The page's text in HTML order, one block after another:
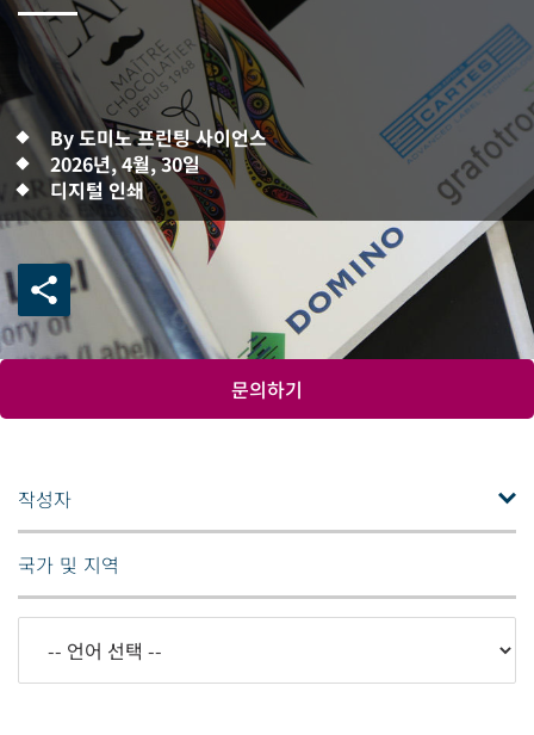
By 도미노 프린팅 사이언스
2026년, 4월, 30일
디지털 인쇄
문의하기
작성자
국가 및 지역